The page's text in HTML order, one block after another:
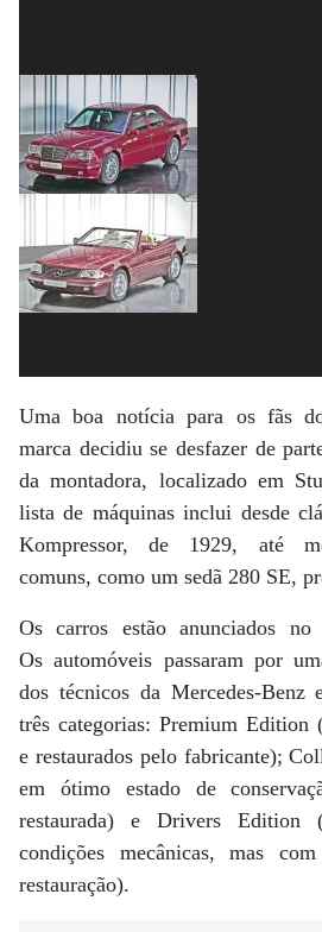
Uma boa notícia para os fãs
marca decidiu se desfazer de
da montadora, localizado em
lista de máquinas inclui desde
Kompressor, de 1929, até
comuns, como um sedã 280 SE,
Os carros estão anunciados
Os automóveis passaram por
dos técnicos da Mercedes-
três categorias: Premium Edition
e restaurados pelo fabricante);
em ótimo estado de
restaurada) e Drivers Edition
condições mecânicas, mas
restauração).